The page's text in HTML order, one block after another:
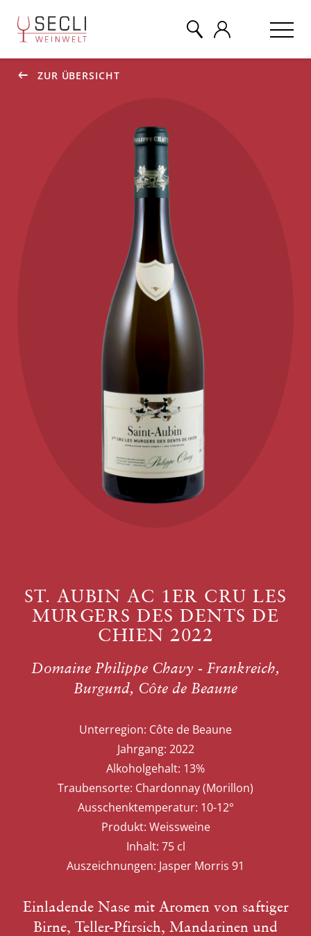
ZUR ÜBERSICHT
ST. AUBIN AC 1ER CRU LES
MURGERS DES DENTS DE
CHIEN 2022
Domaine Philippe Chavy - Frankreich,
Burgund, Côte de Beaune
Unterregion: Côte de Beaune
Jahrgang: 2022
Alkoholgehalt: 13%
Traubensorte: Chardonnay (Morillon)
Ausschenktemperatur: 10-12°
Produkt: Weissweine
Inhalt: 75 cl
Auszeichnungen: Jasper Morris 91
Einladende Nase mit Aromen von saftiger
Birne, Teller-Pfirsich, Mandarinen und